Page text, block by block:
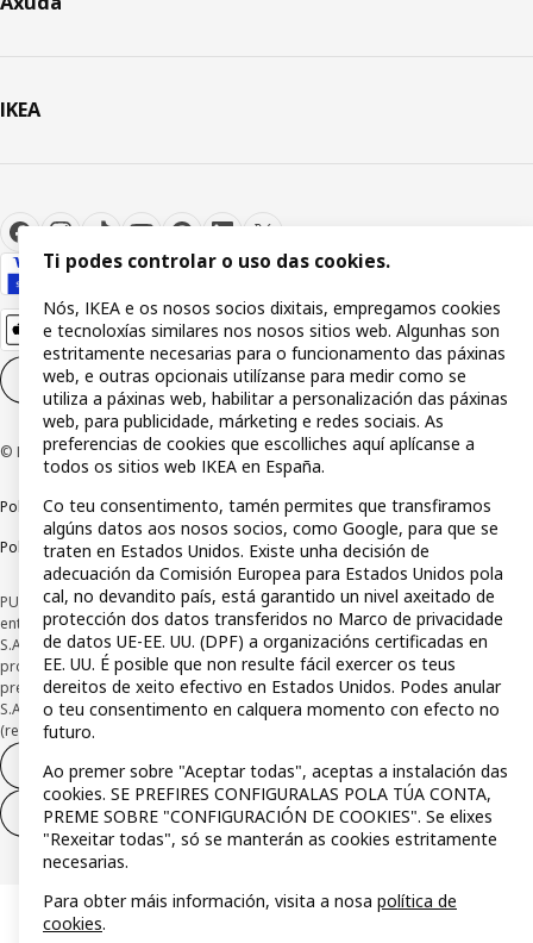
IKEA
Configuración de cookies GL
© Inter IKEA Systems B.V 1999-2026
Política de privacidadePolítica de rastros Termos e condicións
Política de divulgación responsable
PUBLICIDADE *Financiamento a través da tarxeta IKEA VISA, emitida pola
entidade de pagamento híbrida CaixaBank Payments & Consumer E.F.C., E.P.,
S.A.U, e suxeito á súa autorización. A entidade escolleu como sistema de
protección dos fondos recibidos de usuarios de servizos de pagamento que
presta o seu depósito nunha conta bancaria separada aberta en CaixaBank,
S.A Consulta as características da túa tarxeta con pagamento adiado
(revolving) aquí:
Desistimento do contrato
Desistimento de só servizos
Ti podes controlar o uso das cookies.
Nós, IKEA e os nosos socios dixitais, empregamos cookies
e tecnoloxías similares nos nosos sitios web. Algunhas son
estritamente necesarias para o funcionamento das páxinas
web, e outras opcionais utilízanse para medir como se
utiliza a páxinas web, habilitar a personalización das páxinas
web, para publicidade, márketing e redes sociais. As
preferencias de cookies que escolliches aquí aplícanse a
todos os sitios web IKEA en España.
Co teu consentimento, tamén permites que transfiramos
algúns datos aos nosos socios, como Google, para que se
traten en Estados Unidos. Existe unha decisión de
adecuación da Comisión Europea para Estados Unidos pola
cal, no devandito país, está garantido un nivel axeitado de
protección dos datos transferidos no Marco de privacidade
de datos UE-EE. UU. (DPF) a organizacións certificadas en
EE. UU. É posible que non resulte fácil exercer os teus
dereitos de xeito efectivo en Estados Unidos. Podes anular
o teu consentimento en calquera momento con efecto no
futuro.
Ao premer sobre "Aceptar todas", aceptas a instalación das
cookies. SE PREFIRES CONFIGURALAS POLA TÚA CONTA,
PREME SOBRE "CONFIGURACIÓN DE COOKIES". Se elixes
"Rexeitar todas", só se manterán as cookies estritamente
necesarias.
Para obter máis información, visita a nosa política de
cookies.